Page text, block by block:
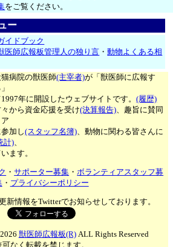
をご覧ください。
ー
イドブック
医師広報板管理人の独り言 ・動物よくある相
病院の獣医師(主宰者)が「獣医師に広報す
年に開設したウェブサイトです。(履歴)
から資金応援を受け(決算報告)、趣旨に賛同
加し(スタッフ名簿)、動物に関わる皆さんに
計)、
ます。
・サポーター募集 ・ボランティアスタッフ募
・ プライバシーポリシー
新情報をTwitterでお知らせしております。
獣医師広報板(R)ALL Rights Reserved
可なく転載を禁じます。